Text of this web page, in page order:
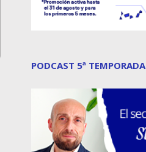
PODCAST 5ª TEMPORADA